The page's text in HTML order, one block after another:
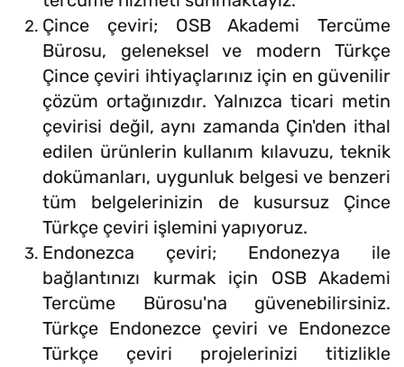
Çince çeviri; OSB Akademi Tercüme
Bürosu, geleneksel ve modern Türkçe
Çince çeviri ihtiyaçlarınız için en güvenilir
çözüm ortağınızdır. Yalnızca ticari metin
çevirisi değil, aynı zamanda Çin'den ithal
edilen ürünlerin kullanım kılavuzu, teknik
dokümanları, uygunluk belgesi ve benzeri
tüm belgelerinizin de kusursuz Çince
Türkçe çeviri işlemini yapıyoruz.
Endonezca çeviri; Endonezya ile
bağlantınızı kurmak için OSB Akademi
Tercüme Bürosu'na güvenebilirsiniz.
Türkçe Endonezce çeviri ve Endonezce
Türkçe çeviri projelerinizi titizlikle